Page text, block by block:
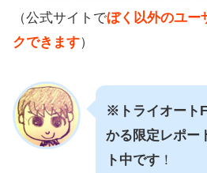
（公式サイトでぼく以外のユー
クできます）
※トライオート
かる限定レポー
ト中です ！